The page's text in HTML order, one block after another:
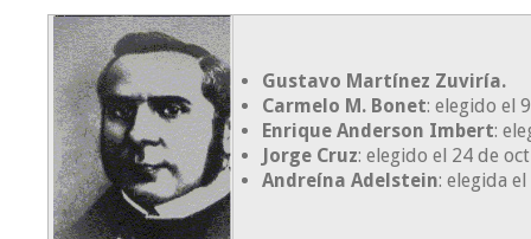
Gustavo Martínez Zuviría.
Carmelo M. Bonet: elegido el
Enrique Anderson Imbert:
Jorge Cruz: elegido el 24 de
Andreína Adelstein: elegida